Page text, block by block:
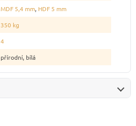
MDF 5,4 mm, HDF 5 mm
350 kg
4
přírodní, bílá